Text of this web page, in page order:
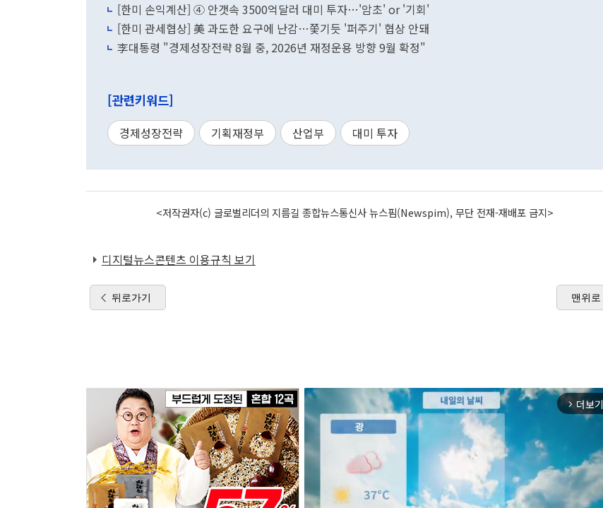
[한미 손익계산] ④ 안갯속 3500억달러 대미 투자…'암초' or '기회'
[한미 관세협상] 美 과도한 요구에 난감…쫓기듯 '퍼주기' 협상 안돼
李대통령 "경제성장전략 8월 중, 2026년 재정운용 방향 9월 확정"
[관련키워드]
경제성장전략 기획재정부 산업부 대미 투자
<저작권자(c) 글로벌리더의 지름길 종합뉴스통신사 뉴스핌(Newspim), 무단 전재-재배포 금지>
디지털뉴스콘텐츠 이용규칙 보기
뒤로가기 맨위로
arrow_forward_ios 더보기